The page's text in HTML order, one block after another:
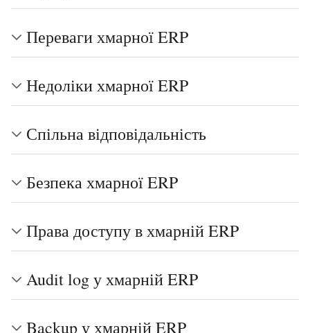
Переваги хмарної ERP
Недоліки хмарної ERP
Спільна відповідальність
Безпека хмарної ERP
Права доступу в хмарній ERP
Audit log у хмарній ERP
Backup у хмарній ERP